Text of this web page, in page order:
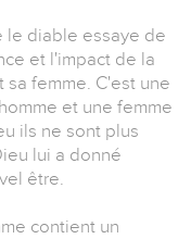
le diable essaye de
et l'impact de la
femme. C'est une
et une femme
ils ne sont plus
lui a donné
être.
contient un